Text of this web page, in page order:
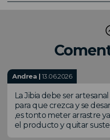
Andrea | 13.06.2026
La Jibia debe ser
para que crezca y se
,es tonto meter arrastre
el producto y quitar